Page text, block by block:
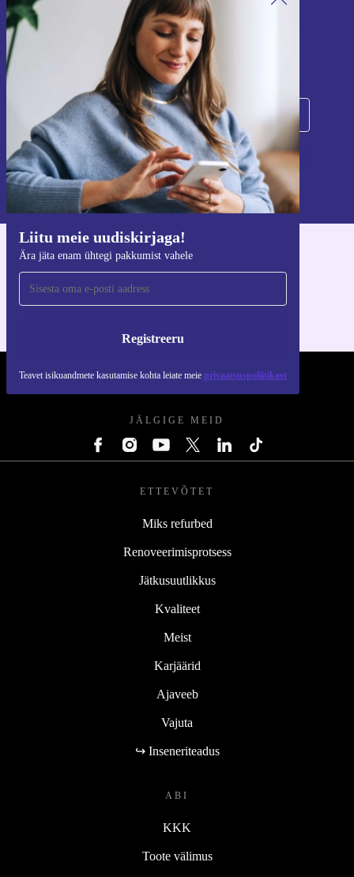
Liitu meie uudiskirjaga!
Ära jäta enam ühtegi pakkumist vahele
Registreeru
Teavet isikuandmete kasutamise kohta leiate meie privaatsuspoliitikast
Liitu meie uudiskirjaga!
Ära jäta enam ühtegi pakkumist vahele.
Registreeru
Teavet isikuandmete kasutamise kohta leiate meie
privaatsuspoliitikast .
Hangi refurbed rakendus
iOS-i ja Androidi jaoks
REFURBED EESTI - RETHINK NEW.
JÄLGIGE MEID
ETTEVÕTET
Miks refurbed
Renoveerimisprotsess
Jätkusuutlikkus
Kvaliteet
Meist
Karjäärid
Ajaveeb
Vajuta
↪ Inseneriteadus
ABI
KKK
Toote välimus